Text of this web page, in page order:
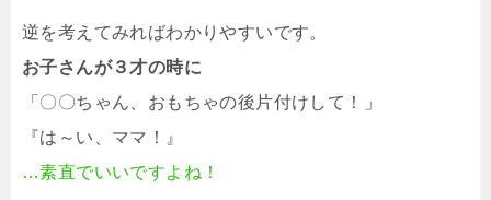
逆を考えてみればわかりやすいです。
お子さんが３才の時に
「〇〇ちゃん、おもちゃの後片付けして！」
『は～い、ママ！』
…素直でいいですよね！